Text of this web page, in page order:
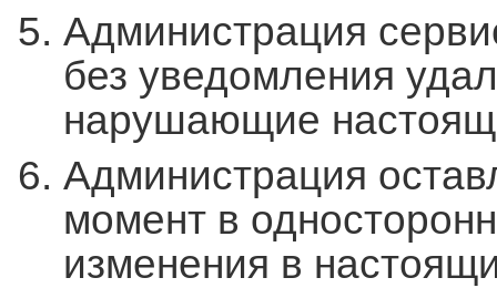
Администрация
без уведомления
нарушающие
Администрация
момент в
изменения в